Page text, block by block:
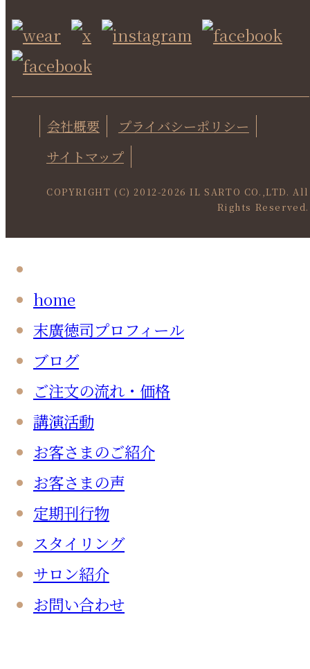
会社概要
プライバシーポリシー
サイトマップ
COPYRIGHT (C) 2012-2026 IL SARTO CO.,LTD. All
Rights Reserved.
home
末廣徳司プロフィール
ブログ
ご注文の流れ・価格
講演活動
お客さまのご紹介
お客さまの声
定期刊行物
スタイリング
サロン紹介
お問い合わせ